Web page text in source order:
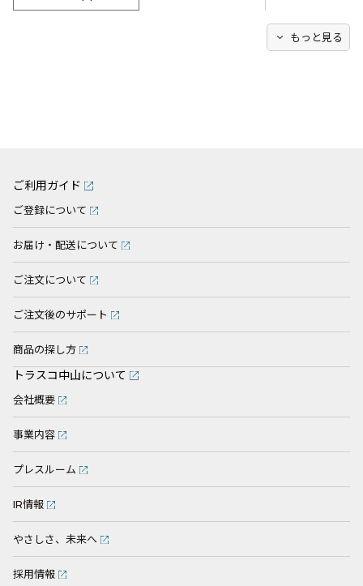
expand_more もっと見る
ご利用ガイド
ご登録について
お届け・配送について
ご注文について
ご注文後のサポート
商品の探し方
トラスコ中山について
会社概要
事業内容
プレスルーム
IR情報
やさしさ、未来へ
採用情報